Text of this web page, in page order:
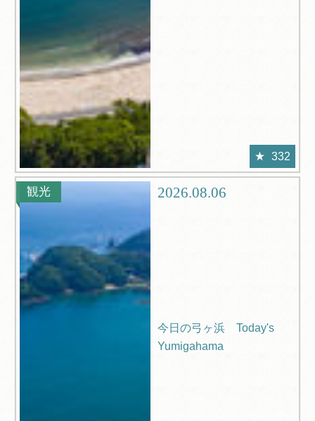
332
観光 2026.08.06
今日の弓ヶ浜 Today's
Yumigahama